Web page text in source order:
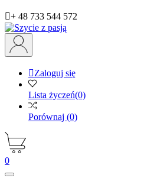
+ 48 733 544 572
Zaloguj się
Lista życzeń(0)
Porównaj (0)
0